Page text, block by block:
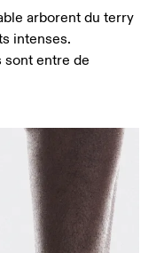
arborent du terry
intenses.
sont entre de